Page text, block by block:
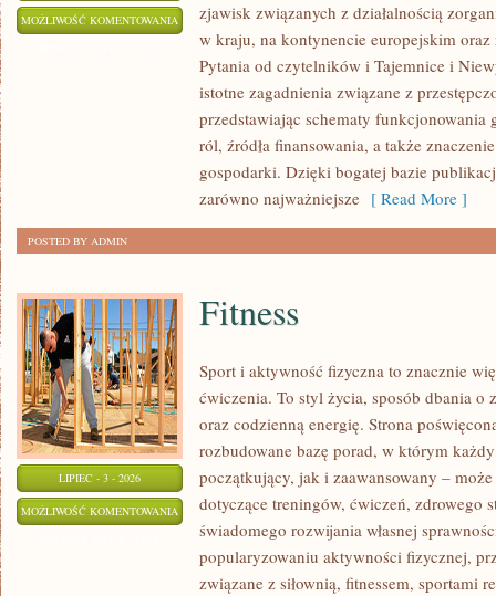
MOŻLIWOŚĆ KOMENTOWANIA MAFIA
POLSCE
zjawisk związanych z działalnością
w kraju, na kontynencie europejskim oraz
Pytania od czytelników i Tajemnice i
istotne zagadnienia związane z
przedstawiając schematy funkcjonowania
ról, źródła finansowania, a także
gospodarki. Dzięki bogatej bazie
zarówno najważniejsze [ Read More ]
POSTED BY ADMIN
LIPIEC - 3 - 2026
MOŻLIWOŚĆ KOMENTOWANIA FITNESS
Fitness
Sport i aktywność fizyczna to znacznie
ćwiczenia. To styl życia, sposób dbania o
oraz codzienną energię. Strona
rozbudowane bazę porad, w którym
początkujący, jak i zaawansowany –
dotyczące treningów, ćwiczeń, zdrowego
świadomego rozwijania własnej
popularyzowaniu aktywności fizycznej,
związane z siłownią, fitnessem, sportami